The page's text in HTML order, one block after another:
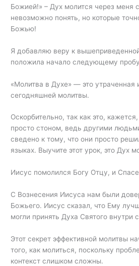
Божией!» – Дух молится через меня
невозможно понять, но которые
Божью!
Я добавляю веру к
положила начало следующему
«Молитва в Духе» — это утраченная
сегодняшней молитвы.
Оскорбительно, так как это,
просто стоном, ведь другими
сведено к тому, что они просто
языках. Выучите этот урок, это Дух
Иисус помолился Богу Отцу, и
С Вознесения Иисуса нам были
Божьего. Иисус сказал, что Ему
могли принять Духа Святого внутри
Этот секрет эффективной молитвы
того, как молиться, поскольку
контекст слишком сложны.